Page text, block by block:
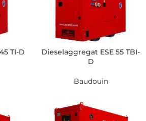
TI-D
Dieselaggregat ESE 55 TBI-
D
Baudouin